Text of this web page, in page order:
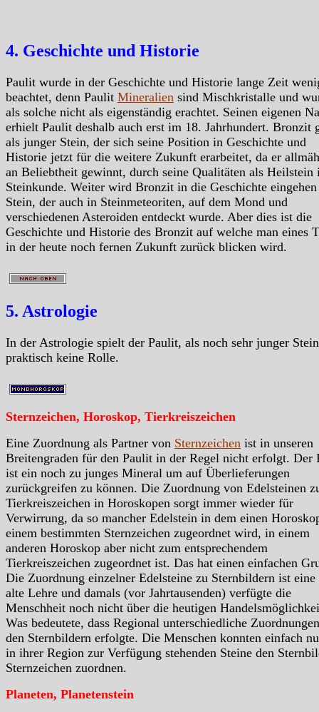
4. Geschichte und Historie
Paulit wurde in der Geschichte und Historie lange Zeit
beachtet, denn Paulit Mineralien sind Mischkristalle und
als solche nicht als eigenständig erachtet. Seinen eigenen
erhielt Paulit deshalb auch erst im 18. Jahrhundert. Bronzit
als junger Stein, der sich seine Position in Geschichte und
Historie jetzt für die weitere Zukunft erarbeitet, da er
an Beliebtheit gewinnt, durch seine Qualitäten als Heilstein
Steinkunde. Weiter wird Bronzit in die Geschichte eingehen
Stein, der auch in Steinmeteoriten, auf dem Mond und
verschiedenen Asteroiden entdeckt wurde. Aber dies ist die
Geschichte und Historie des Bronzit auf welche man eines
in der heute noch fernen Zukunft zurück blicken wird.
5. Astrologie
In der Astrologie spielt der Paulit, als noch sehr junger
praktisch keine Rolle.
Sternzeichen, Horoskop, Tierkreiszeichen
Eine Zuordnung als Partner von Sternzeichen ist in unseren
Breitengraden für den Paulit in der Regel nicht erfolgt. Der
ist ein noch zu junges Mineral um auf Überlieferungen
zurückgreifen zu können. Die Zuordnung von Edelsteinen
Tierkreiszeichen in Horoskopen sorgt immer wieder für
Verwirrung, da so mancher Edelstein in dem einen
einem bestimmten Sternzeichen zugeordnet wird, in einem
anderen Horoskop aber nicht zum entsprechendem
Tierkreiszeichen zugeordnet ist. Das hat einen einfachen
Die Zuordnung einzelner Edelsteine zu Sternbildern ist eine
alte Lehre und damals (vor Jahrtausenden) verfügte die
Menschheit noch nicht über die heutigen
Was bedeutete, dass Regional unterschiedliche
den Sternbildern erfolgte. Die Menschen konnten einfach
in ihrer Region zur Verfügung stehenden Steine den
Sternzeichen zuordnen.
Planeten, Planetenstein